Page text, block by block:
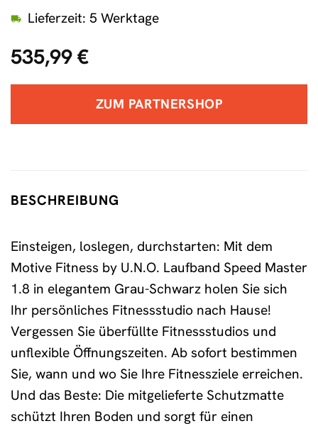
535,99€
Lieferzeit: 5 Werktage
ZUM PARTNERSHOP
BESCHREIBUNG
Einsteigen, loslegen, durchstarten: Mit dem
Motive Fitness by U.N.O. Laufband Speed Master
1.8 in elegantem Grau-Schwarz holen Sie sich
Ihr persönliches Fitnessstudio nach Hause!
Vergessen Sie überfüllte Fitnessstudios und
unflexible Öffnungszeiten. Ab sofort bestimmen
Sie, wann und wo Sie Ihre Fitnessziele erreichen.
Und das Beste: Die mitgelieferte Schutzmatte
schützt Ihren Boden und sorgt für einen